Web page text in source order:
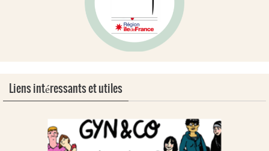
Liens intéressants et utiles